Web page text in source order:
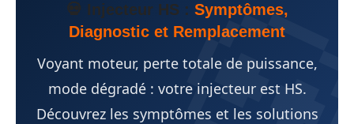
💀 Injecteur HS : Symptômes,
Diagnostic et Remplacement
Voyant moteur, perte totale de puissance,
mode dégradé : votre injecteur est HS.
Découvrez les symptômes et les solutions